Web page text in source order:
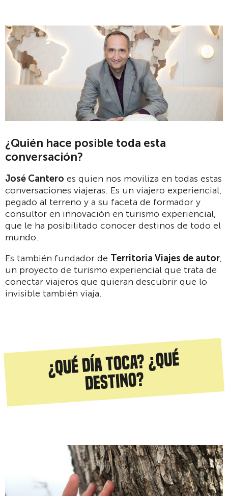
¿Quién hace posible toda esta
conversación?
José Cantero es quien nos moviliza en todas estas
conversaciones viajeras. Es un viajero experiencial,
pegado al terreno y a su faceta de formador y
consultor en innovación en turismo experiencial,
que le ha posibilitado conocer destinos de todo el
mundo.
Es también fundador de Territoria Viajes de autor,
un proyecto de turismo experiencial que trata de
conectar viajeros que quieran descubrir que lo
invisible también viaja.
¿Qué día toca? ¿qué
destino?